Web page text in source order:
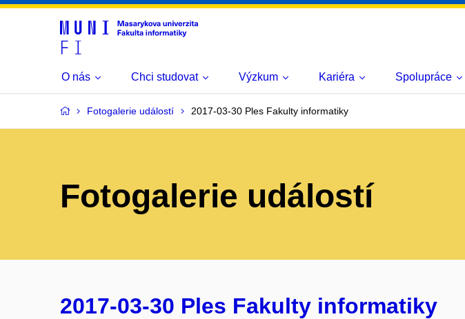
O nás Chci studovat Výzkum Kariéra Spolupráce
Fotogalerie událostí 2017-03-30 Ples Fakulty informatiky
Fotogalerie událostí
2017-03-30 Ples Fakulty informatiky